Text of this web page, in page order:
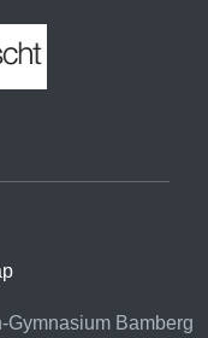
Gymnasium Bamberg